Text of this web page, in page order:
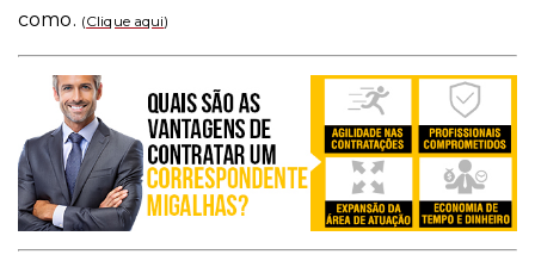
como. (Clique aqui)